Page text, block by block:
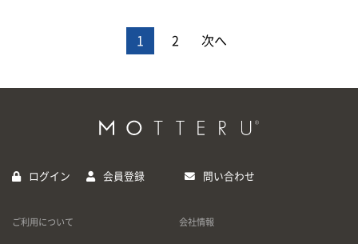
1 2 次へ
ログイン 会員登録 問い合わせ
ご利用について 会社情報